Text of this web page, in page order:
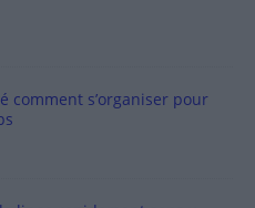
comment s’organiser pour